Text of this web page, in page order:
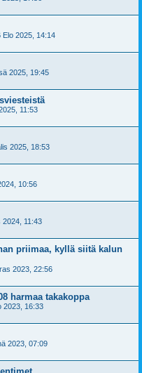
Elo 2025, 14:14
2025, 19:45
11:53
2025, 18:53
10:56
2024, 11:43
priimaa, kyllä siitä kalun
2023, 22:56
harmaa takakoppa
2023, 16:33
2023, 07:09